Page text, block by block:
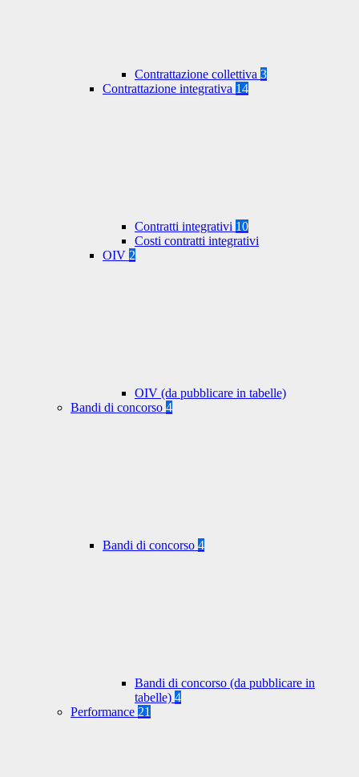
Contrattazione collettiva 3
Contrattazione integrativa 14
Contratti integrativi 10
Costi contratti integrativi
OIV 2
OIV (da pubblicare in tabelle)
Bandi di concorso 4
Bandi di concorso 4
Bandi di concorso (da pubblicare in
tabelle) 4
Performance 21